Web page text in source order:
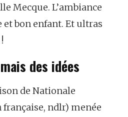
Mecque. L’ambiance
bon enfant. Et ultras
des idées
de Nationale
ndlr) menée